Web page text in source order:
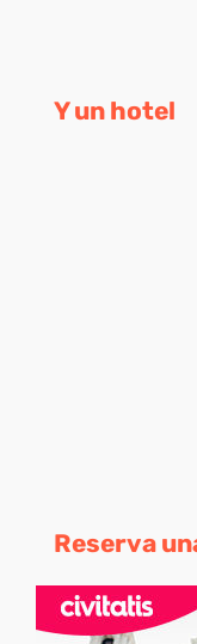
Y un hotel
Reserva